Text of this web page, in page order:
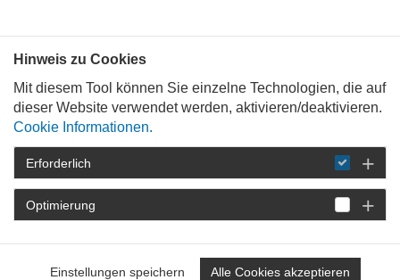
STARTSEITE DETAIL
Es geht nur zusammen
Hinweis zu Cookies
Mit diesem Tool können Sie einzelne Technologien, die auf
dieser Website verwendet werden, aktivieren/deaktivieren.
Cookie Informationen.
Erforderlich
Optimierung
Einstellungen speichern Alle Cookies akzeptieren